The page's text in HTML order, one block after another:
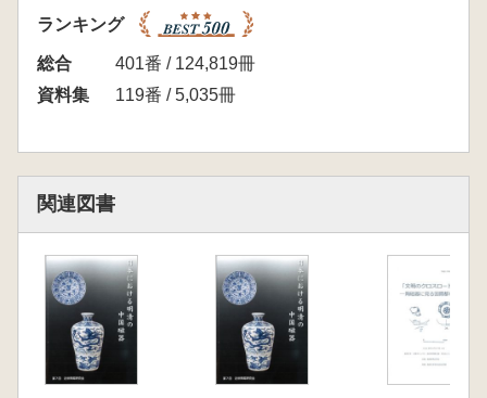
扇浦正義 大橋康二 唐人屋敦跡出土の清朝陶
磁中心の変遷
大橋康二 扇浦正義 清朝磁器の文様と銘の変
遷
国・肥前陶磁
赤松和佳 西日本(九州以外)における年代の判
を中心に
髙島裕之 江戸時代における年代の判る罹災資
料 中国陶磁と肥前陶磁の共伴資料― (日本海
側を中心に)
水本和美 年代のわかる罹災資料(東日本の太
ランキング
総合
401番 / 124,819冊
資料集
119番 / 5,035冊
関連図書